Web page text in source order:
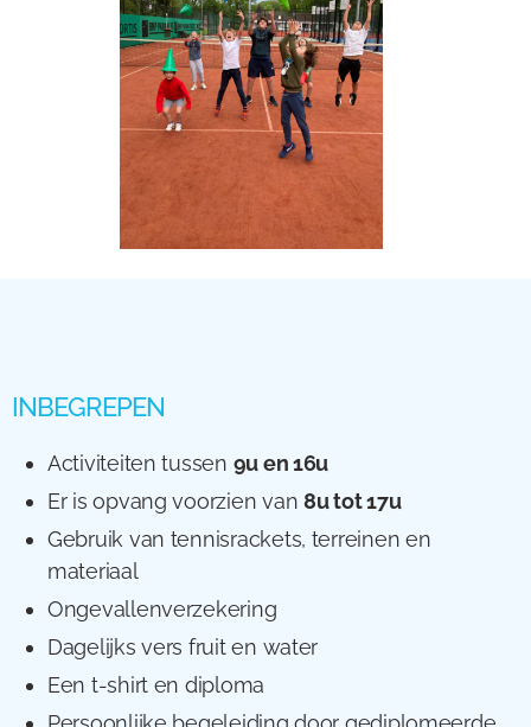
INBEGREPEN
Activiteiten tussen 9u en 16u
Er is opvang voorzien van 8u tot 17u
Gebruik van tennisrackets, terreinen en
materiaal
Ongevallenverzekering
Dagelijks vers fruit en water
Een t-shirt en diploma